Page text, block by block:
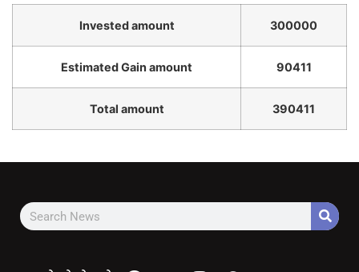
Invested amount 300000
Estimated Gain amount 90411
Total amount 390411